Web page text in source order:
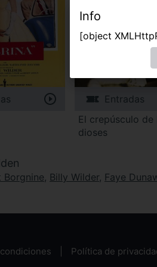
Entradas
El crepúsculo de
dioses
Borgnine, Billy Wilder, Faye
Política de
Info
[object